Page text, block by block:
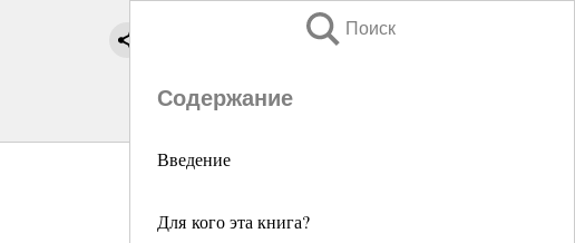
Поиск
Содержание
Введение
Для кого эта книга?